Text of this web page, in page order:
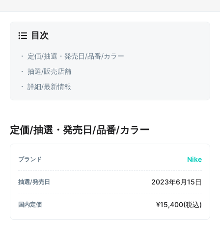
目次
・ 定価/抽選・発売日/品番/カラー
・ 抽選/販売店舗
・ 詳細/最新情報
定価/抽選・発売日/品番/カラー
ブランド Nike
抽選/発売日 2023年6月15日
国内定価 ¥15,400(税込)